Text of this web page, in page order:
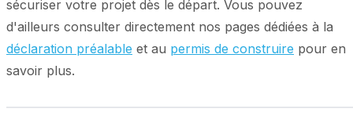
sécuriser votre projet dès le départ. Vous pouvez
d'ailleurs consulter directement nos pages dédiées à la
déclaration préalable et au permis de construire pour en
savoir plus.